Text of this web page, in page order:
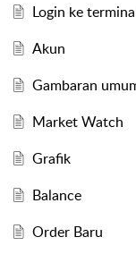
Login ke
Akun
Gambaran
Market Watch
Grafik
Balance
Order Baru